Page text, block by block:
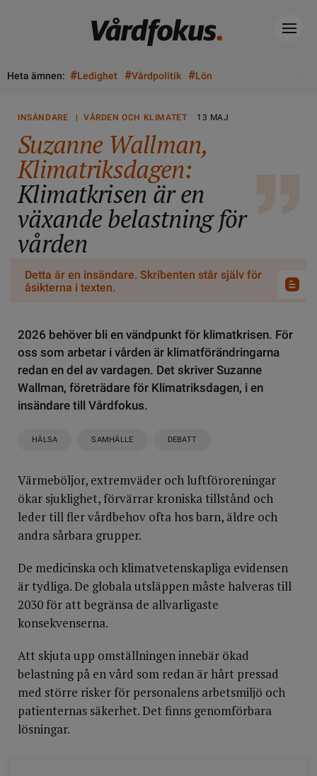
Heta ämnen: #Ledighet #Vårdpolitik #Lön
INSÄNDARE | VÅRDEN OCH KLIMATET 13 MAJ
Suzanne Wallman,
Klimatriksdagen:
Klimatkrisen är en
växande belastning för
vården
Detta är en insändare. Skribenten står själv för
åsikterna i texten.
2026 behöver bli en vändpunkt för klimatkrisen. För
oss som arbetar i vården är klimatförändringarna
redan en del av vardagen. Det skriver Suzanne
Wallman, företrädare för Klimatriksdagen, i en
insändare till Vårdfokus.
HÄLSA SAMHÄLLE DEBATT
Värmeböljor, extremväder och luftföroreningar
ökar sjuklighet, förvärrar kroniska tillstånd och
leder till fler vårdbehov ofta hos barn, äldre och
andra sårbara grupper.
De medicinska och klimatvetenskapliga evidensen
är tydliga. De globala utsläppen måste halveras till
2030 för att begränsa de allvarligaste
konsekvenserna.
Att skjuta upp omställningen innebär ökad
belastning på en vård som redan är hårt pressad
med större risker för personalens arbetsmiljö och
patienternas säkerhet. Det finns genomförbara
lösningar.